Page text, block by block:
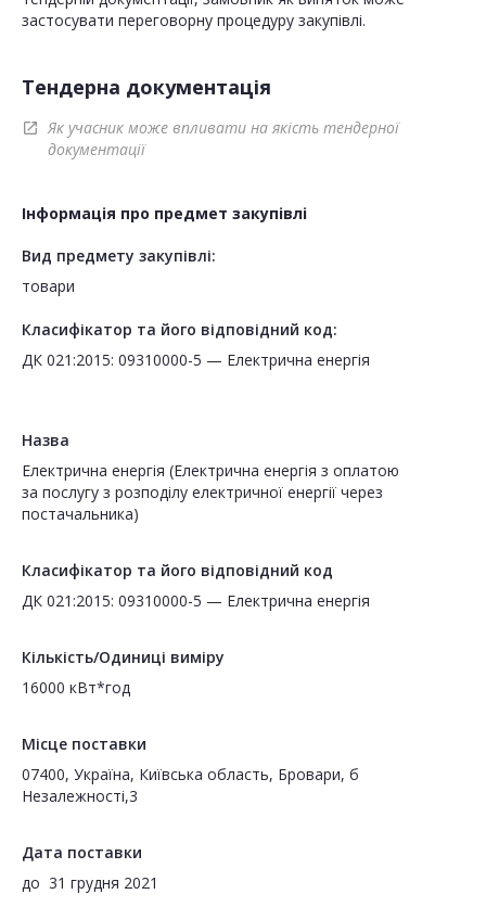
застосувати переговорну процедуру закупівлі.
Тендерна документація
open_in_new
Як учасник може впливати на якість тендерної
документації
Інформація про предмет закупівлі
Вид предмету закупівлі:
товари
Класифікатор та його відповідний код:
ДК 021:2015: 09310000-5 — Електрична енергія
Назва
Електрична енергія (Електрична енергія з оплатою
за послугу з розподілу електричної енергії через
постачальника)
Класифікатор та його відповідний код
ДК 021:2015: 09310000-5 — Електрична енергія
Кількість/Одиниці виміру
16000 кВт*год
Місце поставки
07400, Україна, Київська область, Бровари, б
Незалежності,3
Дата поставки
до 31 грудня 2021